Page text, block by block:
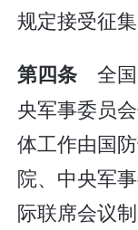
规定接受征集
第四条 全国
央军事委员
体工作由国
院、中央军
际联席会议